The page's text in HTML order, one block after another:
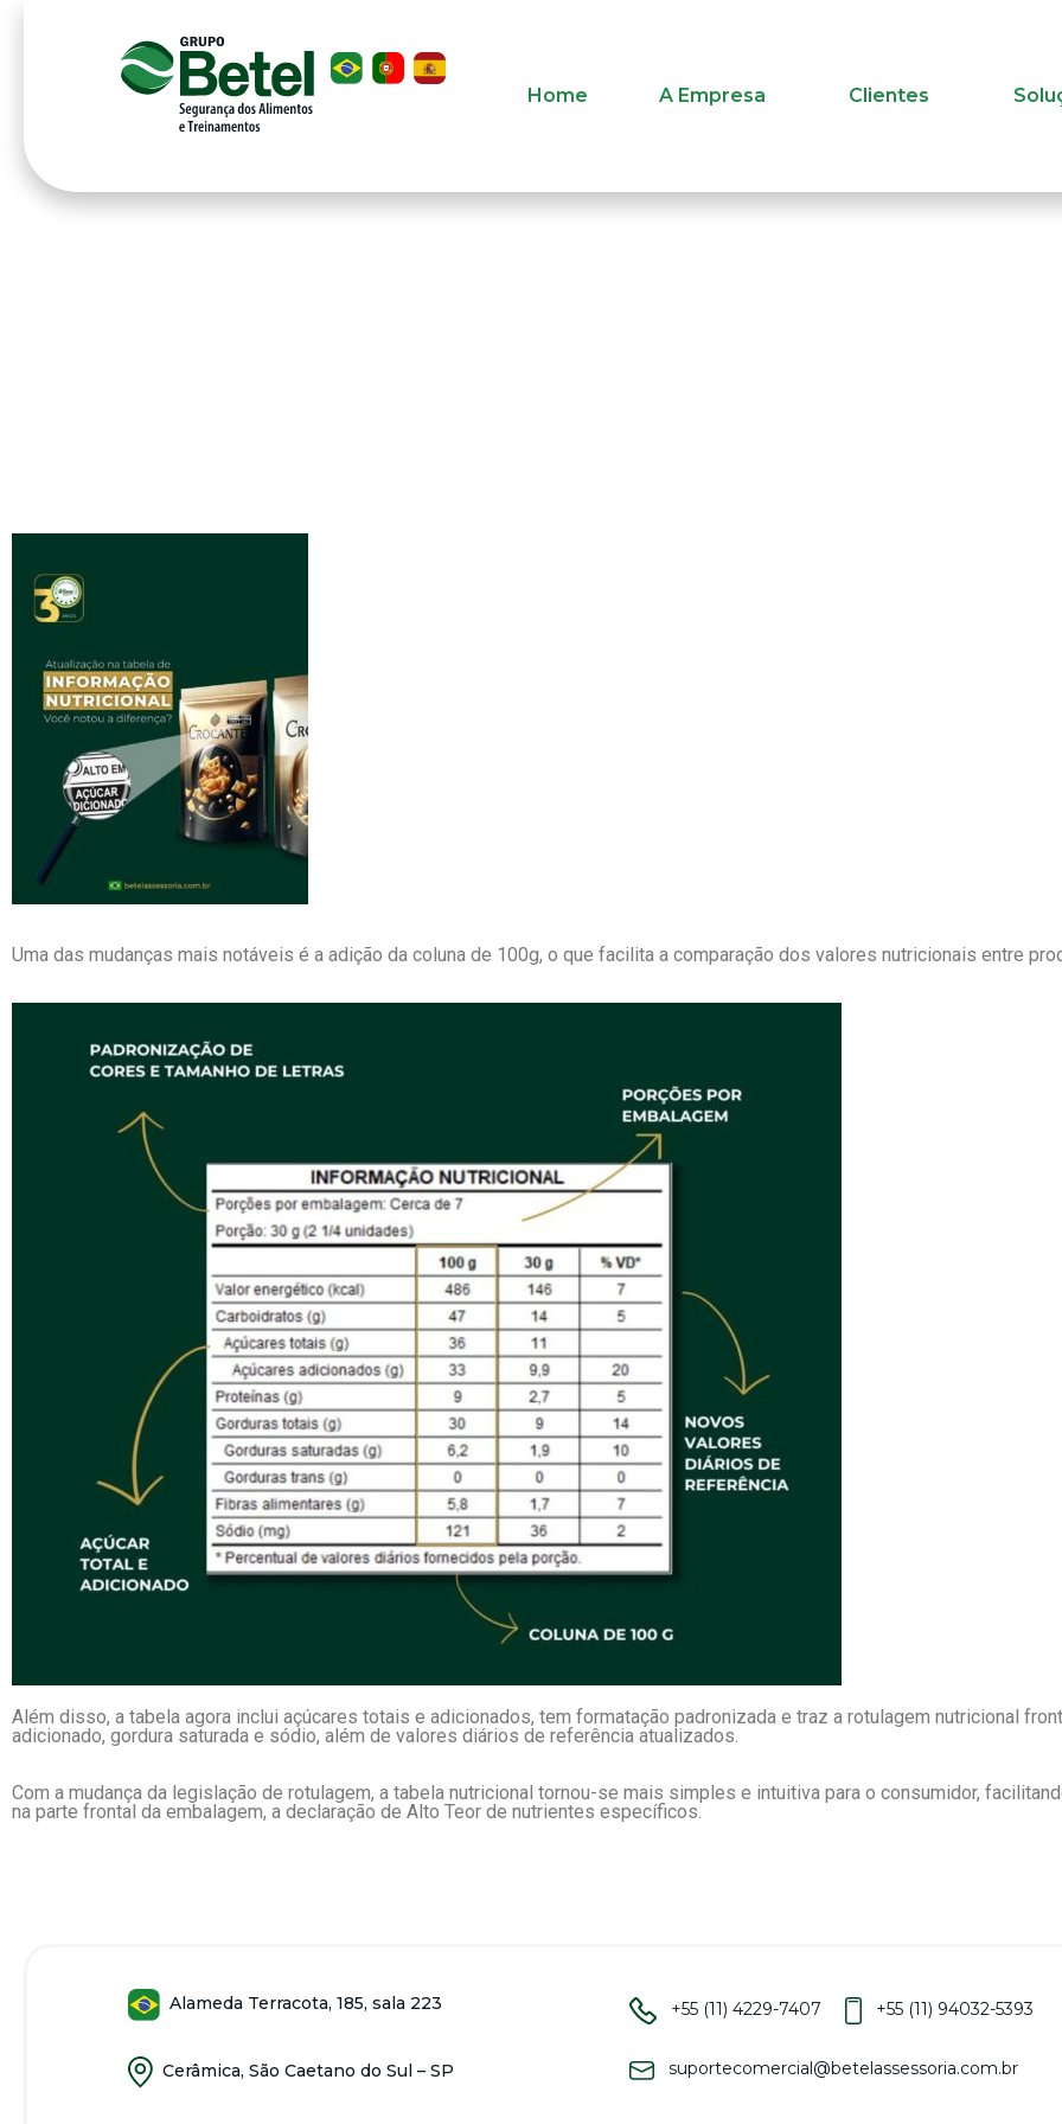
Home A Empresa Clientes
Uma das mudanças mais notáveis é a adição da coluna de 100g, o que facilita a comparação dos valores nutricionais entre
Além disso, a tabela agora inclui açúcares totais e adicionados, tem formatação padronizada e traz a rotulagem nutricional
adicionado, gordura saturada e sódio, além de valores diários de referência atualizados.
Com a mudança da legislação de rotulagem, a tabela nutricional tornou-se mais simples e intuitiva para o consumidor,
na parte frontal da embalagem, a declaração de Alto Teor de nutrientes específicos.
Alameda Terracota, 185, sala 223
Cerâmica, São Caetano do Sul – SP
+55 (11) 4229-7407 +55 (11) 94032-5393
suportecomercial@betelassessoria.com.br